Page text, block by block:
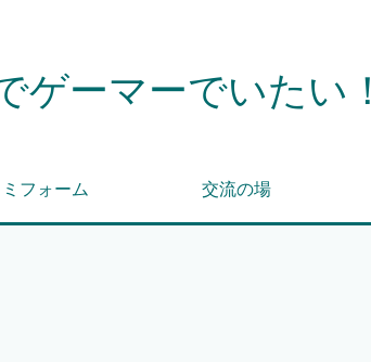
ゲーマーでいたい！
フォーム 交流の場